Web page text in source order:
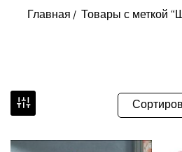
Главная Товары с меткой